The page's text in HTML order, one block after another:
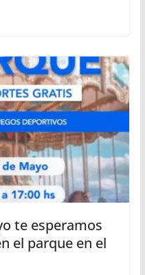
te esperamos
el parque en el